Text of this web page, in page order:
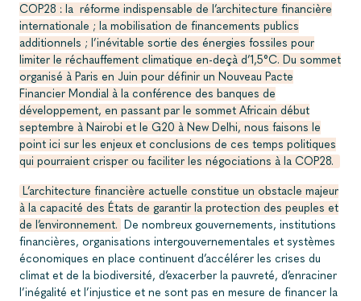
COP28 : la réforme indispensable de l’architecture financière
internationale ; la mobilisation de financements publics
additionnels ; l’inévitable sortie des énergies fossiles pour
limiter le réchauffement climatique en-deçà d’1,5°C. Du sommet
organisé à Paris en Juin pour définir un Nouveau Pacte
Financier Mondial à la conférence des banques de
développement, en passant par le sommet Africain début
septembre à Nairobi et le G20 à New Delhi, nous faisons le
point ici sur les enjeux et conclusions de ces temps politiques
qui pourraient crisper ou faciliter les négociations à la COP28.
L’architecture financière actuelle constitue un obstacle majeur
à la capacité des États de garantir la protection des peuples et
de l’environnement.
De nombreux gouvernements, institutions
financières, organisations intergouvernementales et systèmes
économiques en place continuent d’accélérer les crises du
climat et de la biodiversité, d’exacerber la pauvreté, d’enraciner
l’inégalité et l’injustice et ne sont pas en mesure de financer la